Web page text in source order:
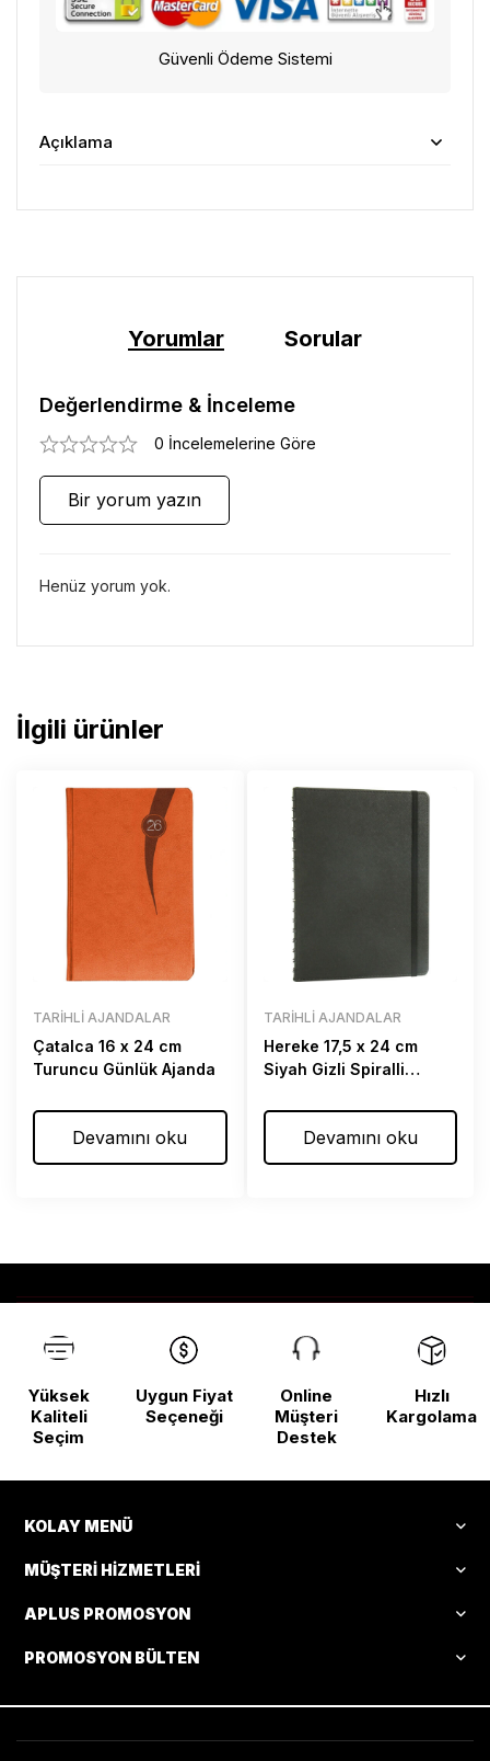
Güvenli Ödeme Sistemi
Açıklama
Yorumlar Sorular
Değerlendirme & İnceleme
0 İncelemelerine Göre
Bir yorum yazın
Henüz yorum yok.
İlgili ürünler
TARIHLI AJANDALAR
Çatalca 16 x 24 cm
Turuncu Günlük Ajanda
Devamını oku
TARIHLI AJANDALAR
Hereke 17,5 x 24 cm
Siyah Gizli Spiralli
Devamını oku
Yüksek
Kaliteli
Seçim
Uygun Fiyat
Seçeneği
Online
Müşteri
Destek
Hızlı
Kargolama
KOLAY MENÜ
MÜŞTERI HIZMETLERI
APLUS PROMOSYON
PROMOSYON BÜLTEN